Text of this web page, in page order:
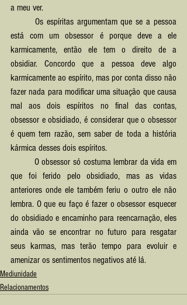
a meu ver.
está com um obsessor é porque deve a ele
karmicamente, então ele tem o direito de a
obsidiar. Concordo que a pessoa deve algo
karmicamente ao espírito, mas por conta disso não
fazer nada para modificar uma situação que causa
mal aos dois espíritos no final das contas,
obsessor e obsidiado, é considerar que o obsessor
é quem tem razão, sem saber de toda a história
kármica desses dois espíritos.
que foi ferido pelo obsidiado, mas as vidas
anteriores onde ele também feriu o outro ele não
lembra. O que eu faço é fazer o obsessor esquecer
do obsidiado e encaminho para reencarnação, eles
ainda vão se encontrar no futuro para resgatar
seus karmas, mas terão tempo para evoluir e
amenizar os sentimentos negativos até lá.
Mediunidade
Relacionamentos